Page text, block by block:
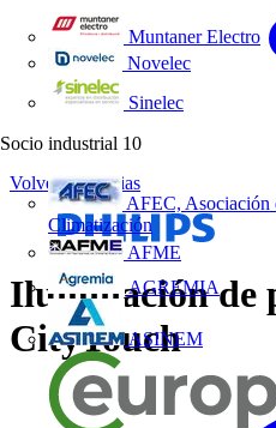
Muntaner Electro
Novelec
Sinelec
Socio industrial 10
AFEC, Asociación
Climatización
AFME
AGREMIA
ASINEM
Volver a Noticias
Iluminación de
CityTouch